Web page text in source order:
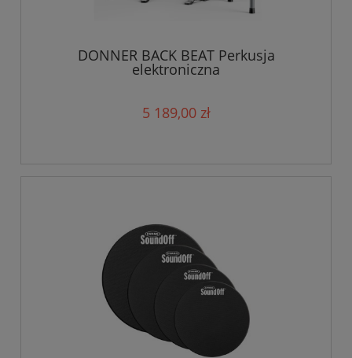
DONNER BACK BEAT Perkusja
elektroniczna
5 189,00 zł